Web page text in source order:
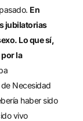
En
jubilatorias
Lo que sí,
la
Necesidad
haber sido
vivo